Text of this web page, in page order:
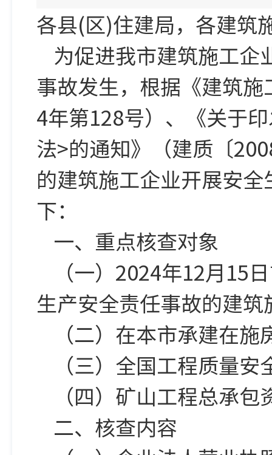
各县(区)住建局，各建筑
为促进我市建筑施工企
事故发生，根据《建筑
4年第128号）、《关于
法>的通知》（建质〔
的建筑施工企业开展安
下：
一、重点核查对象
（一）2024年12月15
生产安全责任事故的建
（二）在本市承建在
（三）全国工程质量
（四）矿山工程总承
二、核查内容